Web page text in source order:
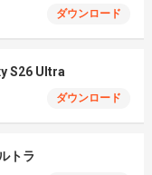
ダウンロード
S26 Ultra
ダウンロード
トラ